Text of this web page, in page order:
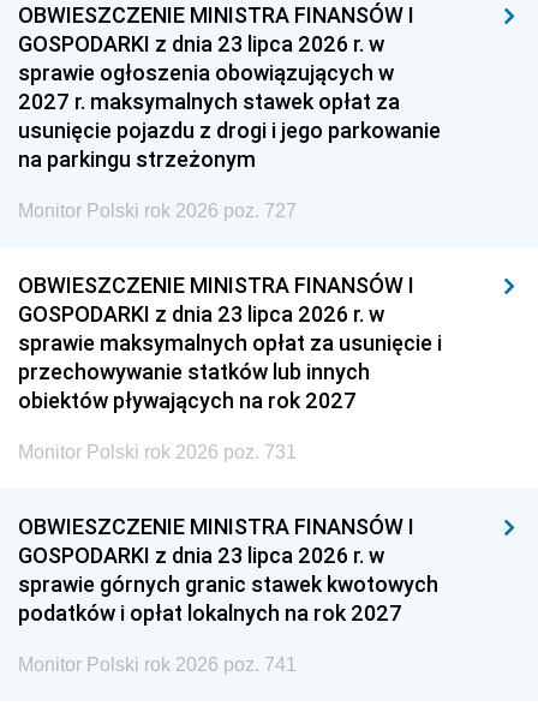
OBWIESZCZENIE MINISTRA FINANSÓW I
GOSPODARKI z dnia 23 lipca 2026 r. w
sprawie ogłoszenia obowiązujących w
2027 r. maksymalnych stawek opłat za
usunięcie pojazdu z drogi i jego parkowanie
na parkingu strzeżonym
Monitor Polski rok 2026 poz. 727
OBWIESZCZENIE MINISTRA FINANSÓW I
GOSPODARKI z dnia 23 lipca 2026 r. w
sprawie maksymalnych opłat za usunięcie i
przechowywanie statków lub innych
obiektów pływających na rok 2027
Monitor Polski rok 2026 poz. 731
OBWIESZCZENIE MINISTRA FINANSÓW I
GOSPODARKI z dnia 23 lipca 2026 r. w
sprawie górnych granic stawek kwotowych
podatków i opłat lokalnych na rok 2027
Monitor Polski rok 2026 poz. 741